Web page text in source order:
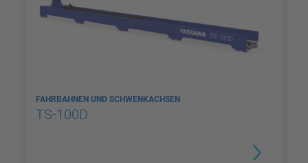
FAHRBAHNEN UND SCHWENKACHSEN
TS-100D